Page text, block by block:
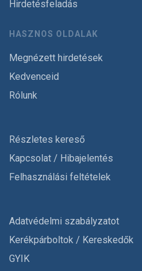
Hirdetésfeladás
HASZNOS OLDALAK
Megnézett hirdetések
Kedvenceid
Rólunk
Részletes kereső
Kapcsolat / Hibajelentés
Felhasználási feltételek
Adatvédelmi szabályzatot
Kerékpárboltok / Kereskedők
GYIK